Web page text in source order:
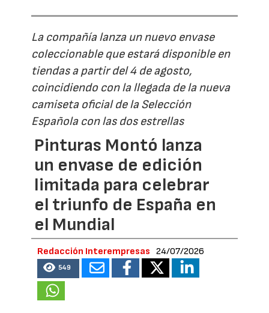
La compañía lanza un nuevo envase
coleccionable que estará disponible en
tiendas a partir del 4 de agosto,
coincidiendo con la llegada de la nueva
camiseta oficial de la Selección
Española con las dos estrellas
Pinturas Montó lanza
un envase de edición
limitada para celebrar
el triunfo de España en
el Mundial
Redacción Interempresas 24/07/2026
549